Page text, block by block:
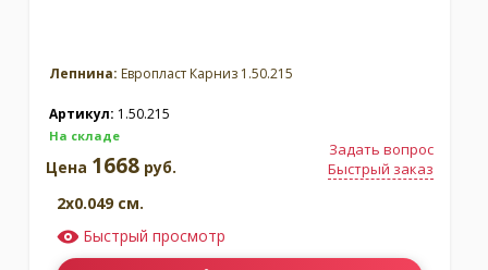
Лепнина: Европласт Карниз 1.50.215
Артикул: 1.50.215
На складе
Задать вопрос
Быстрый заказ
Цена 1668 руб.
2x0.049 см.
Быстрый просмотр